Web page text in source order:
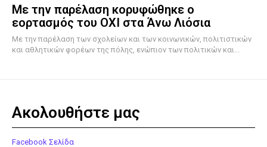
Με την παρέλαση κορυφώθηκε ο
εορτασμός του ΟΧΙ στα Άνω Λιόσια
Με την παρέλαση των σχολείων και των κοινωνικών, πολιτιστικών
και αθλητικών φορέων της πόλης, ενώπιον των πολιτικών και...
Ακολουθήστε μας
Facebook Σελίδα